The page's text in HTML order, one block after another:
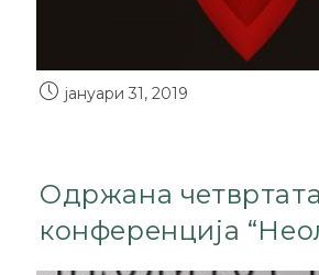
јануари 31, 2019
Одржана четвртата
конференција